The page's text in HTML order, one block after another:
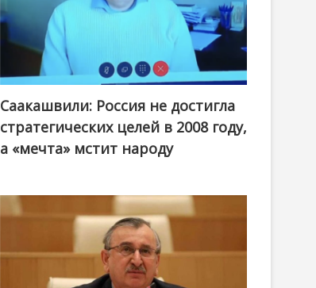
Саакашвили: Россия не достигла
стратегических целей в 2008 году,
а «мечта» мстит народу